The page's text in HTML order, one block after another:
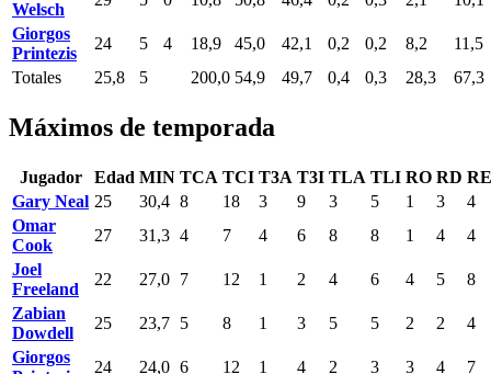
Welsch
Giorgos
Printezis
24 5 4 18,9 45,0 42,1 0,2 0,2 8,2
11,5
Totales
25,8 5 200,0 54,9 49,7 0,4 0,3 28,3 67,3
Máximos de temporada
Jugador Edad MIN TCA TCI T3A T3I TLA TLI RO RD
Gary Neal 25 30,4 8 18 3 9 3 5 1 3
4
Omar
Cook
27 31,3 4 7 4 6 8 8 1 4
4
Joel
Freeland
22 27,0 7 12 1 2 4 6 4 5
8
Zabian
Dowdell
25 23,7 5 8 1 3 5 5 2 2
4
Giorgos
24 24,0 6 12 1 4 2 3 3 4 7